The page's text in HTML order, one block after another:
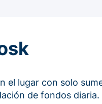
el lugar con solo
de fondos diaria.